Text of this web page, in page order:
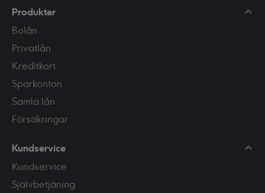
Produkter
Bolån
Privatlån
Kreditkort
Sparkonton
Samla lån
Försäkringar
Kundservice
Kundservice
Självbetjäning